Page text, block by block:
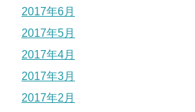
2017年6月
2017年5月
2017年4月
2017年3月
2017年2月